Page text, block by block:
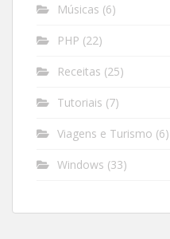
Músicas (6)
PHP (22)
Receitas (25)
Tutoriais (7)
Viagens e Turismo (6)
Windows (33)